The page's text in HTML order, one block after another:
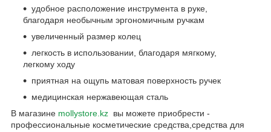
удобное расположение инструмента в руке,
благодаря необычным эргономичным ручкам
увеличенный размер колец
легкость в использовании, благодаря мягкому,
легкому ходу
приятная на ощупь матовая поверхность ручек
медицинская нержавеющая сталь
В магазине mollystore.kz вы можете приобрести -
профессиональные косметические средства,средства для